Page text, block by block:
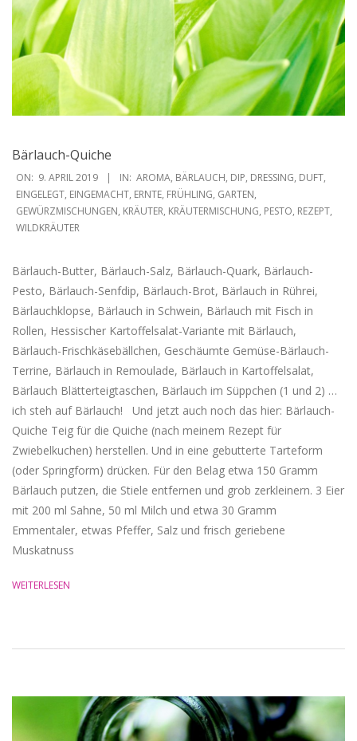
Bärlauch-Quiche
2019-
04-
09
ON: 9. APRIL 2019 IN: AROMA, BÄRLAUCH, DIP, DRESSING, DUFT,
EINGELEGT, EINGEMACHT, ERNTE, FRÜHLING, GARTEN,
GEWÜRZMISCHUNGEN, KRÄUTER, KRÄUTERMISCHUNG, PESTO, REZEPT,
WILDKRÄUTER
Bärlauch-Butter, Bärlauch-Salz, Bärlauch-Quark, Bärlauch-
Pesto, Bärlauch-Senfdip, Bärlauch-Brot, Bärlauch in Rührei,
Bärlauchklopse, Bärlauch in Schwein, Bärlauch mit Fisch in
Rollen, Hessischer Kartoffelsalat-Variante mit Bärlauch,
Bärlauch-Frischkäsebällchen, Geschäumte Gemüse-Bärlauch-
Terrine, Bärlauch in Remoulade, Bärlauch in Kartoffelsalat,
Bärlauch Blätterteigtaschen, Bärlauch im Süppchen (1 und 2) …
ich steh auf Bärlauch! Und jetzt auch noch das hier: Bärlauch-
Quiche Teig für die Quiche (nach meinem Rezept für
Zwiebelkuchen) herstellen. Und in eine gebutterte Tarteform
(oder Springform) drücken. Für den Belag etwa 150 Gramm
Bärlauch putzen, die Stiele entfernen und grob zerkleinern. 3 Eier
mit 200 ml Sahne, 50 ml Milch und etwa 30 Gramm
Emmentaler, etwas Pfeffer, Salz und frisch geriebene
Muskatnuss
WEITERLESEN